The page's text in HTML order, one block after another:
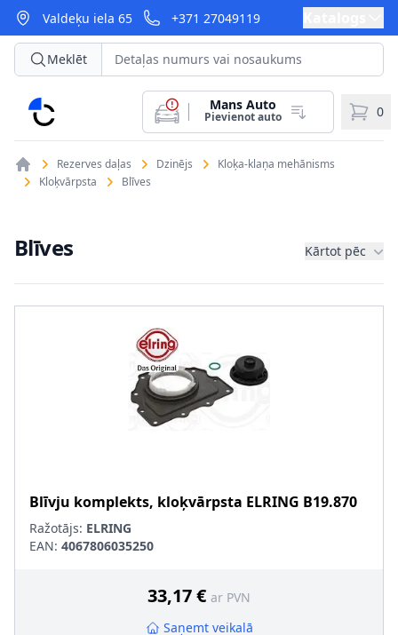
Valdeķu iela 65 +371 27049119
CarParts
Meklēt
Mans Auto
Pievienot auto 0
Rezerves daļas Dzinējs
Kloķa-klaņa mehānisms
Kloķvārpsta
Blīves
Blīves Kārtot pēc
Blīvju komplekts, kloķvārpsta ELRING B19.870
Ražotājs: ELRING
EAN: 4067806035250
33,17 € ar PVN
Saņemt veikalā